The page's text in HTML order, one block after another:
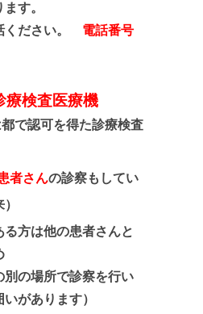
す。
ください。 電話番号
療検査医療機
で認可を得た診療検査
者さんの診察もしてい
方は他の患者さんと
の場所で診察を行い
があります）